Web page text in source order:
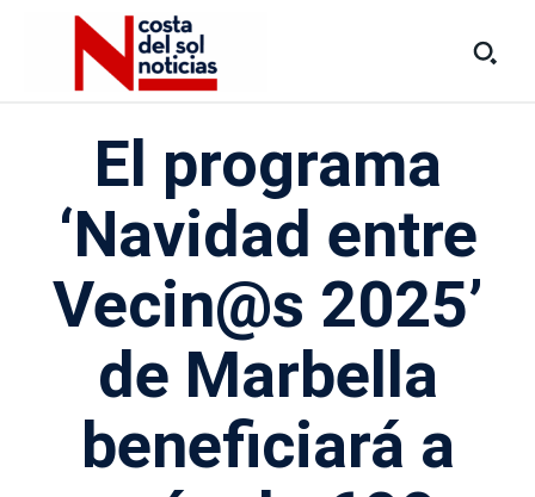
El programa
‘Navidad entre
Vecin@s 2025’
de Marbella
beneficiará a